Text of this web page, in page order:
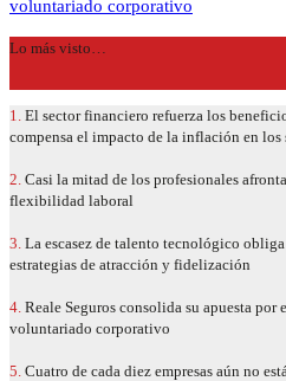
voluntariado corporativo
Lo más visto…
1. El sector financiero refuerza los
compensa el impacto de la inflación en los
2. Casi la mitad de los profesionales
flexibilidad laboral
3. La escasez de talento tecnológico obliga
estrategias de atracción y fidelización
4. Reale Seguros consolida su apuesta por
voluntariado corporativo
5. Cuatro de cada diez empresas aún no